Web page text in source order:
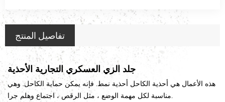
تفاصيل المنتج
جلد الزي العسكري التجارية الأحذية
هذه الأعمال هي أحذية الكاحل أحذية نمط. فإنه يمكن حماية الكاحل. وهي
مناسبة لكل مهمة الوضع ، مثل الرقص ، اجتماع وهلم جرا.